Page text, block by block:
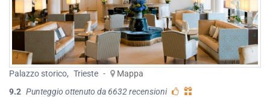
Palazzo storico, Trieste -
Mappa
9.2 Punteggio ottenuto da 6632 recensioni